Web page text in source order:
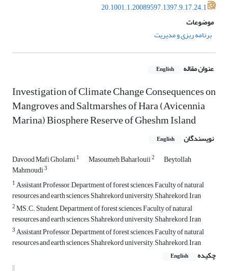
20.1001.1.20089597.1397.9.17.24.1
موضوعات
برنامه ربزی و مدیریت
عنوان مقاله English
Investigation of Climate Change Consequences on
Mangroves and Saltmarshes of Hara (Avicennia
Marina) Biosphere Reserve of Gheshm Island
نویسندگان English
Davood Mafi Gholami1 Masoumeh Baharlouii2 Beytollah
Mahmoudi3
1Assistant Professor, Department of forest sciences, Faculty of natural
resources and earth sciences, Shahrekord university, Shahrekord, Iran
2MS.C. Student, Department of forest sciences, Faculty of natural
resources and earth sciences, Shahrekord university, Shahrekord, Iran
3Assistant Professor, Department of forest sciences, Faculty of natural
resources and earth sciences, Shahrekord university, Shahrekord, Iran
چکیده
English